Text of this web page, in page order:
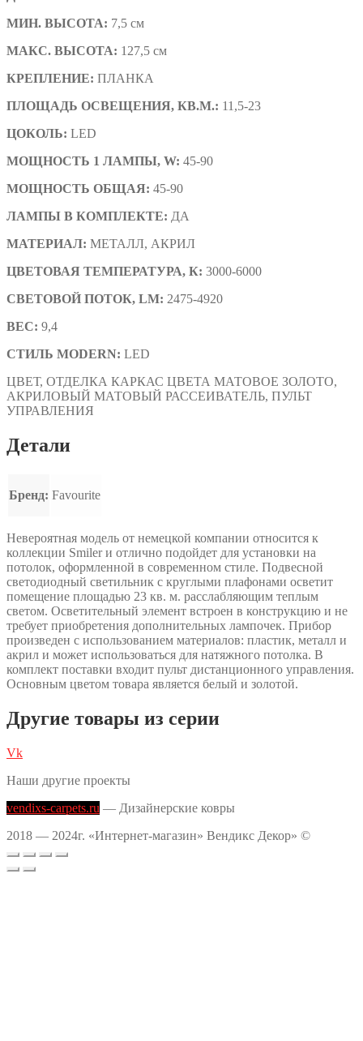
МИН. ВЫСОТА: 7,5 см
МАКС. ВЫСОТА: 127,5 см
КРЕПЛЕНИЕ: ПЛАНКА
ПЛОЩАДЬ ОСВЕЩЕНИЯ, КВ.М.: 11,5-23
ЦОКОЛЬ: LED
МОЩНОСТЬ 1 ЛАМПЫ, W: 45-90
МОЩНОСТЬ ОБЩАЯ: 45-90
ЛАМПЫ В КОМПЛЕКТЕ: ДА
МАТЕРИАЛ: МЕТАЛЛ, АКРИЛ
ЦВЕТОВАЯ ТЕМПЕРАТУРА, К: 3000-6000
СВЕТОВОЙ ПОТОК, LM: 2475-4920
ВЕС: 9,4
СТИЛЬ MODERN: LED
ЦВЕТ, ОТДЕЛКА КАРКАС ЦВЕТА МАТОВОЕ ЗОЛОТО,
АКРИЛОВЫЙ МАТОВЫЙ РАССЕИВАТЕЛЬ, ПУЛЬТ
УПРАВЛЕНИЯ
Детали
Бренд: Favourite
Невероятная модель от немецкой компании относится к
коллекции Smiler и отлично подойдет для установки на
потолок, оформленной в современном стиле. Подвесной
светодиодный светильник с круглыми плафонами осветит
помещение площадью 23 кв. м. расслабляющим теплым
светом. Осветительный элемент встроен в конструкцию и не
требует приобретения дополнительных лампочек. Прибор
произведен с использованием материалов: пластик, металл и
акрил и может использоваться для натяжного потолка. В
комплект поставки входит пульт дистанционного управления.
Основным цветом товара является белый и золотой.
Другие товары из серии
Vk
Наши другие проекты
vendixs-carpets.ru — Дизайнерские ковры
2018 — 2024г. «Интернет-магазин» Вендикс Декор» ©